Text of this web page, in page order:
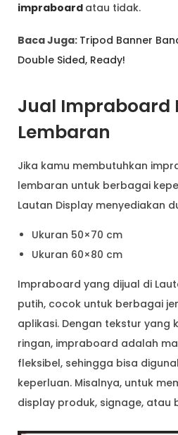
impraboard atau tidak.
Baca Juga: Tripod Banner
Double Sided, Ready!
Jual Impraboard
Lembaran
Jika kamu membutuhkan
lembaran untuk berbagai
Lautan Display menyediakan
Ukuran 50×70 cm
Ukuran 60×80 cm
Impraboard yang dijual di
putih, cocok untuk berbagai
aplikasi. Dengan tekstur yang
ringan, impraboard adalah
fleksibel, sehingga bisa
keperluan. Misalnya, untuk
display produk, signage, atau